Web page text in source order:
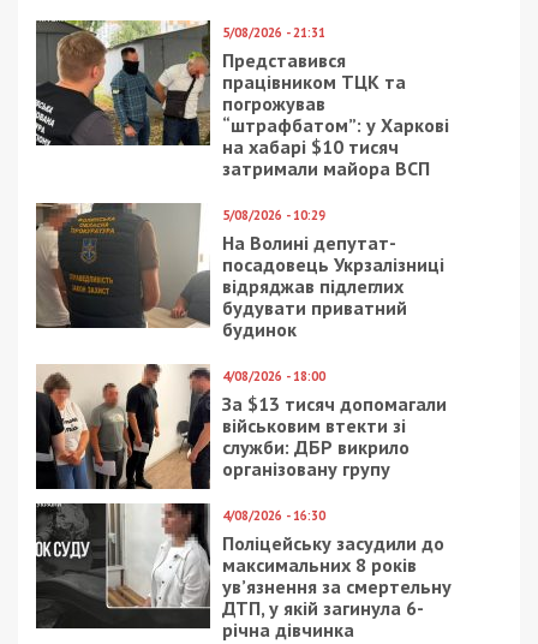
5/08/2026 - 21:31
Представився
працівником ТЦК та
погрожував
“штрафбатом”: у Харкові
на хабарі $10 тисяч
затримали майора ВСП
5/08/2026 - 10:29
На Волині депутат-
посадовець Укрзалізниці
відряджав підлеглих
будувати приватний
будинок
4/08/2026 - 18:00
За $13 тисяч допомагали
військовим втекти зі
служби: ДБР викрило
організовану групу
4/08/2026 - 16:30
Поліцейську засудили до
максимальних 8 років
ув’язнення за смертельну
ДТП, у якій загинула 6-
річна дівчинка